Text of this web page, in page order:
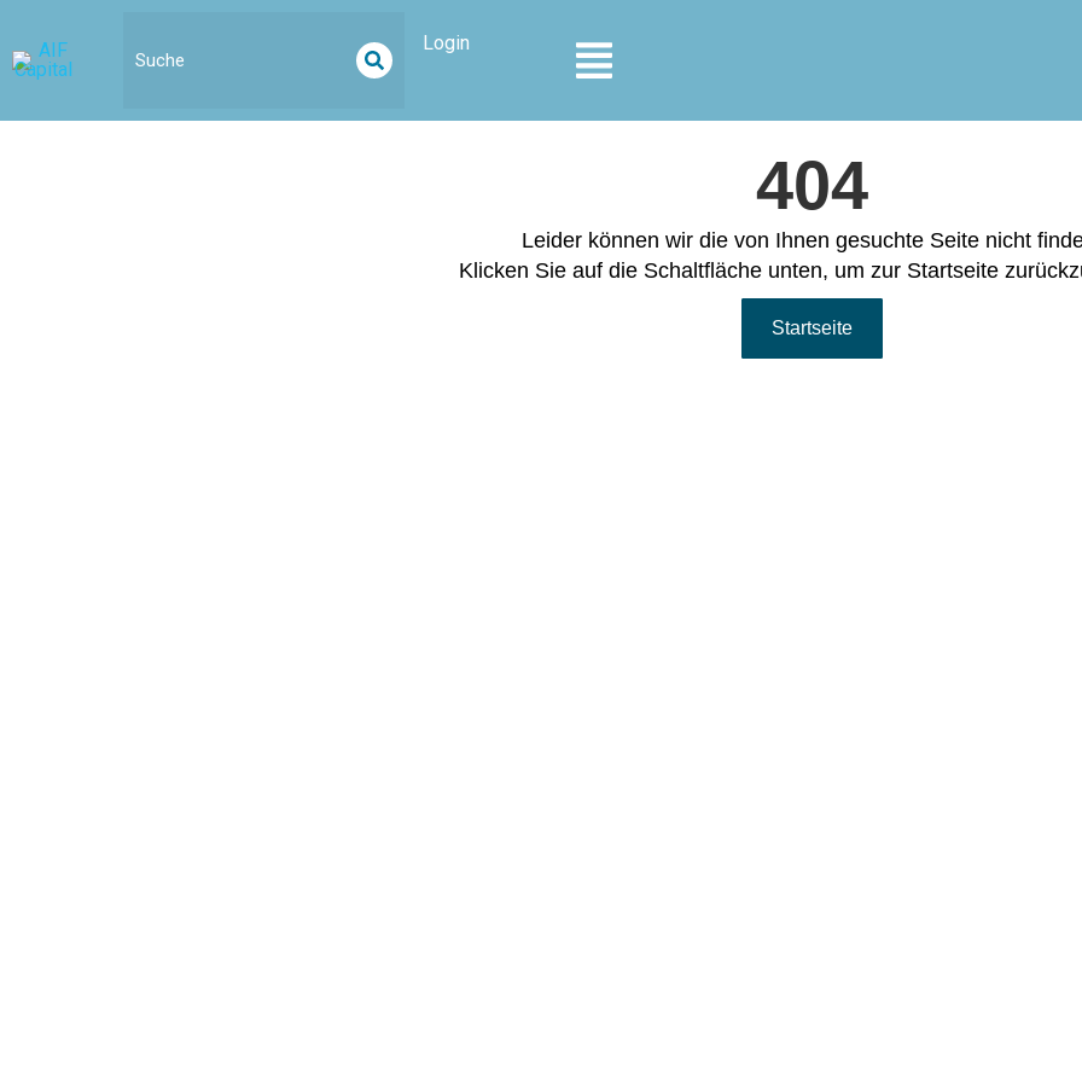
Login
404
Leider können wir die von Ihnen gesuchte Seite nicht
Klicken Sie auf die Schaltfläche unten, um zur Startseite
Startseite